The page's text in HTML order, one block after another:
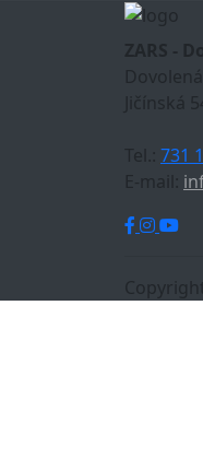
ZARS -
Jičínská
Tel.: 731
E-mail: